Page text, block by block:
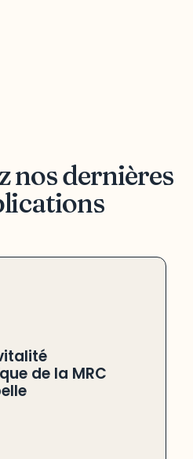
nos dernières
de la MRC